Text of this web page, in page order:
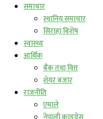
समाचार
स्थानिय समाचार
सिराहा बिशेष
स्वास्थ्य
आर्थिक
बैंक तथा वित्त
शेयर बजार
राजनीति
एमाले